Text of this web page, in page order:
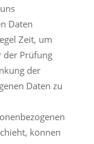
Daten
Zeit, um
der Prüfung
der
Daten zu
können